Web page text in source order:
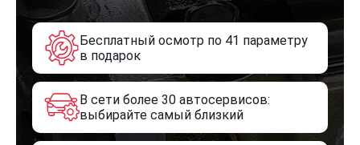
Бесплатный осмотр по 41 параметру
в подарок
В сети более 30 автосервисов:
выбирайте самый близкий